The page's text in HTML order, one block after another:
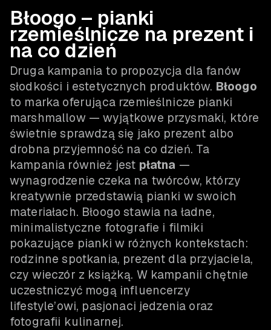
Błoogo – pianki
rzemieślnicze na prezent i
na co dzień
Druga kampania to propozycja dla fanów
słodkości i estetycznych produktów. Błoogo
to marka oferująca rzemieślnicze pianki
marshmallow — wyjątkowe przysmaki, które
świetnie sprawdzą się jako prezent albo
drobna przyjemność na co dzień. Ta
kampania również jest płatna —
wynagrodzenie czeka na twórców, którzy
kreatywnie przedstawią pianki w swoich
materiałach. Błoogo stawia na ładne,
minimalistyczne fotografie i filmiki
pokazujące pianki w różnych kontekstach:
rodzinne spotkania, prezent dla przyjaciela,
czy wieczór z książką. W kampanii chętnie
uczestniczyć mogą influencerzy
lifestyle’owi, pasjonaci jedzenia oraz
fotografii kulinarnej.